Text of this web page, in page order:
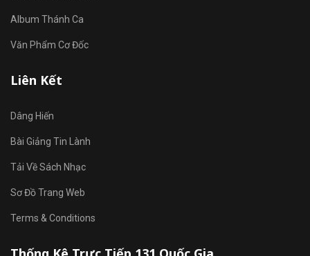
Album Thánh Ca
Văn Phẩm Cơ Đốc
Liên Kết
Dâng Hiến
Bài Giảng Tin Lành
Tải Về Sách Nhạc
Sơ Đồ Trang Web
Terms & Conditions